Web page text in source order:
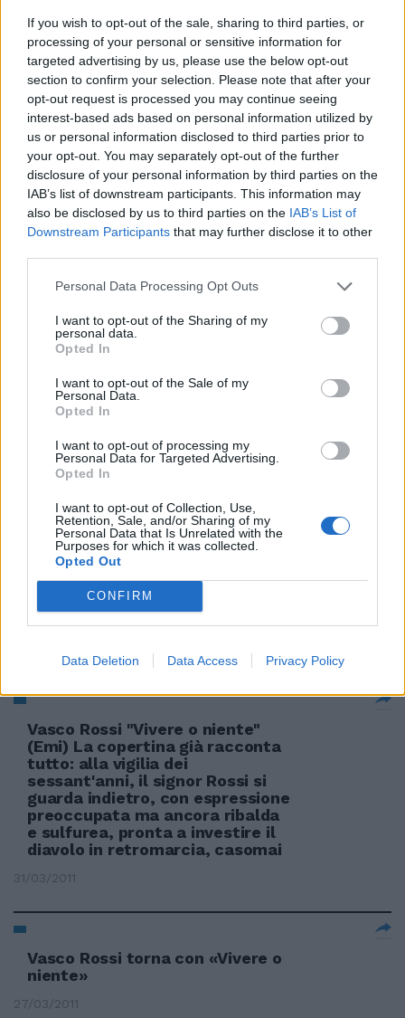
If you wish to opt-out of the sale, sharing to third parties, or
processing of your personal or sensitive information for
targeted advertising by us, please use the below opt-out
section to confirm your selection. Please note that after your
opt-out request is processed you may continue seeing
interest-based ads based on personal information utilized by
us or personal information disclosed to third parties prior to
your opt-out. You may separately opt-out of the further
disclosure of your personal information by third parties on the
IAB’s list of downstream participants. This information may
also be disclosed by us to third parties on the IAB’s List of
Downstream Participants that may further disclose it to other
Personal Data Processing Opt Outs
I want to opt-out of the Sharing of my
personal data.
Opted In
I want to opt-out of the Sale of my
Personal Data.
Opted In
I want to opt-out of processing my
Personal Data for Targeted Advertising.
Opted In
I want to opt-out of Collection, Use,
Retention, Sale, and/or Sharing of my
Personal Data that Is Unrelated with the
Purposes for which it was collected.
Opted Out
CONFIRM
Data Deletion Data Access Privacy Policy
19/06/2011
Vasco debutta in tour ad
Ancona: è un trionfo
12/06/2011
Da Vasco Rossi a Lady Gaga un
weekend a tutta musica
Vasco celebra le nozze tra
29/05/2011
Vasco celebra le nozze di
29/05/2011
Vasco Pratolini con Metello il
Vasco Rossi "Vivere o niente"
(Emi) La copertina già racconta
tutto: alla vigilia dei
sessant'anni, il signor Rossi si
guarda indietro, con espressione
preoccupata ma ancora ribalda
e sulfurea, pronta a investire il
diavolo in retromarcia, casomai
31/03/2011
Vasco Rossi torna con «Vivere o
niente»
27/03/2011